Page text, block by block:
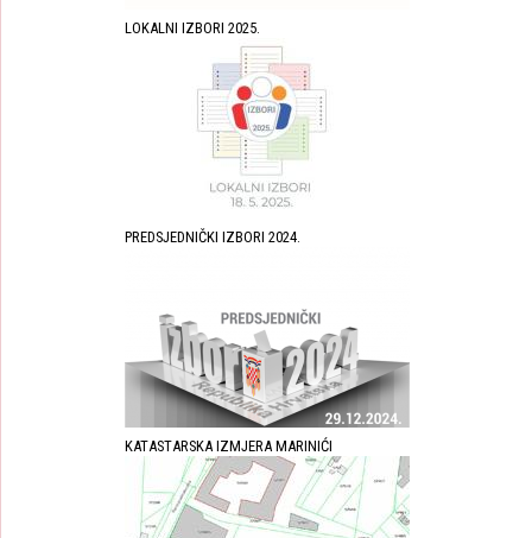
LOKALNI IZBORI 2025.
PREDSJEDNIČKI IZBORI 2024.
KATASTARSKA IZMJERA MARINIĆI